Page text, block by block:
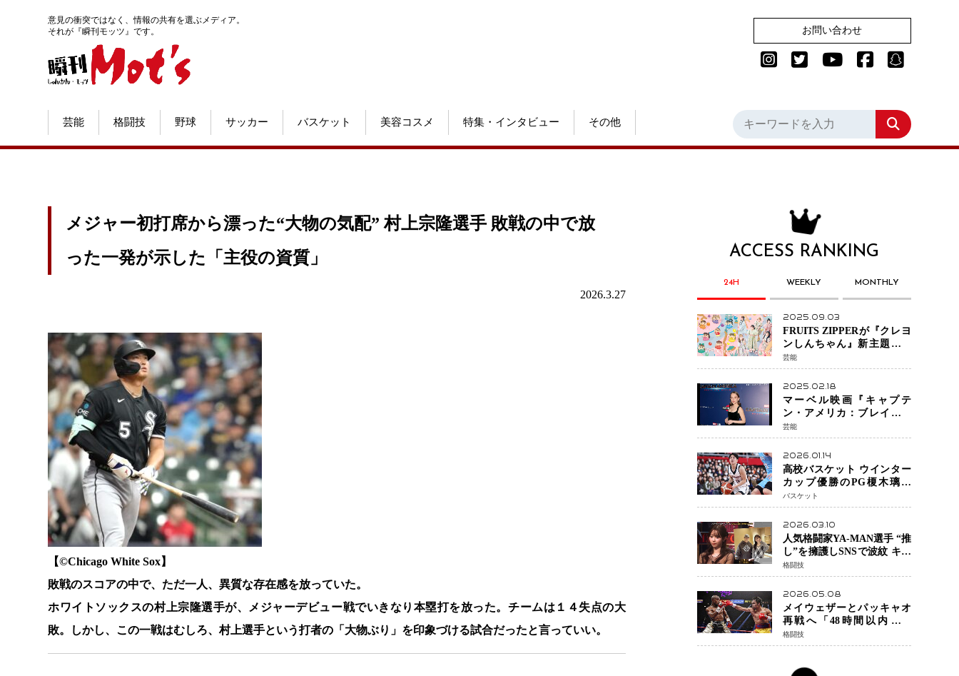
意見の衝突ではなく、情報の共有を選ぶメディア。
それが『瞬刊モッツ』です。
お問い合わせ
芸能 格闘技 野球 サッカー バスケット 美容コスメ 特集・インタビュー その他
メジャー初打席から漂った“大物の気配” 村上宗隆選手 敗戦の中で放
った一発が示した「主役の資質」
2026.3.27
【©️Chicago White Sox】
敗戦のスコアの中で、ただ一人、異質な存在感を放っていた。
ホワイトソックスの村上宗隆選手が、メジャーデビュー戦でいきなり本塁打を放った。チームは１４失点の大
敗。しかし、この一戦はむしろ、村上選手という打者の「大物ぶり」を印象づける試合だったと言っていい。
ACCESS RANKING
24H WEEKLY MONTHLY
2025.09.03
FRUITS ZIPPERが『クレヨ
ンしんちゃん』新主題歌を
担当
芸能
2025.02.18
マーベル映画『キャプテ
ン・アメリカ：ブレイブ・
ニュー・ワールド』 新ブラ
ック・ウィドウ役のシラ・
ハースとは！？
芸能
2026.01.14
高校バスケット ウインター
カップ優勝のPG榎木璃旺
（えのき・りお）がプロの
現場へ―。
バスケット
2026.03.10
人気格闘家YA-MAN選手 “推
し”を擁護しSNSで波紋 キャ
バクラ番組騒動に参戦…結
果的にPR効果も？
格闘技
2026.05.08
メイウェザーとパッキャオ
再戦へ「48時間以内に決
着」公式戦かエキシビショ
ンか混迷続く
格闘技